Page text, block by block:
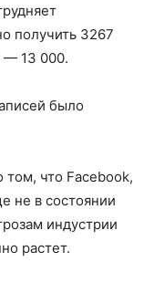
получить 3267
— 13 000.
было
том, что Facebook,
не в состоянии
индустрии
растет.